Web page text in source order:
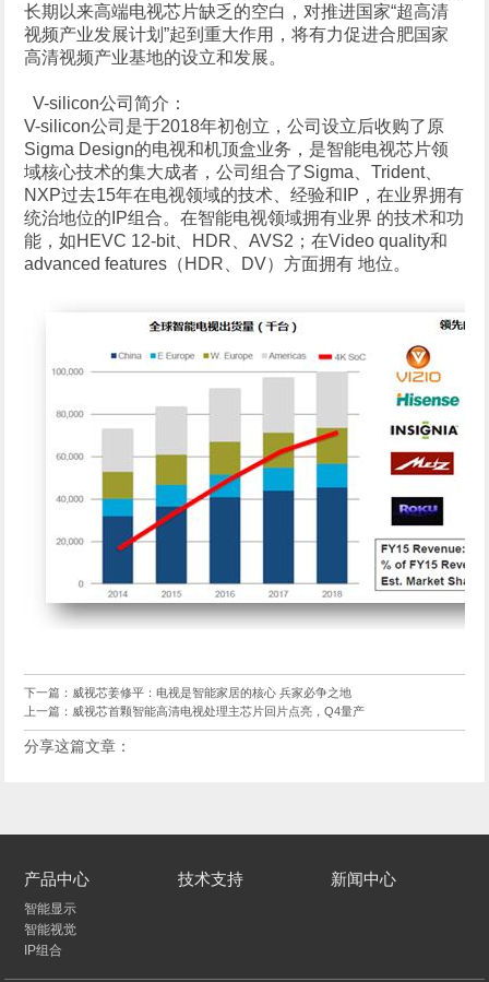
长期以来高端电视芯片缺乏的空白，对推进国家“超高清
视频产业发展计划”起到重大作用，将有力促进合肥国家
高清视频产业基地的设立和发展。
V-silicon公司简介：
V-silicon公司是于2018年初创立，公司设立后收购了原
Sigma Design的电视和机顶盒业务，是智能电视芯片领
域核心技术的集大成者，公司组合了Sigma、Trident、
NXP过去15年在电视领域的技术、经验和IP，在业界拥有
统治地位的IP组合。在智能电视领域拥有业界 的技术和功
能，如HEVC 12-bit、HDR、AVS2；在Video quality和
advanced features（HDR、DV）方面拥有 地位。
下一篇： 威视芯姜修平：电视是智能家居的核心 兵家必争之地
上一篇： 威视芯首颗智能高清电视处理主芯片回片点亮，Q4量产
分享这篇文章：
产品中心
智能显示
智能视觉
IP组合
技术支持 新闻中心